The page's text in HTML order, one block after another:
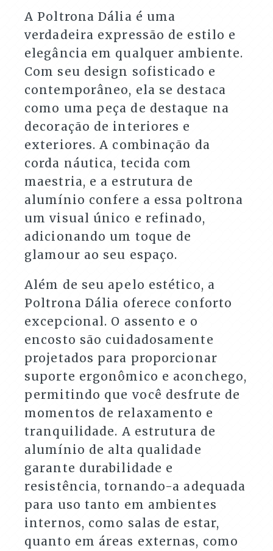
A Poltrona Dália é uma
verdadeira expressão de estilo e
elegância em qualquer ambiente.
Com seu design sofisticado e
contemporâneo, ela se destaca
como uma peça de destaque na
decoração de interiores e
exteriores. A combinação da
corda náutica, tecida com
maestria, e a estrutura de
alumínio confere a essa poltrona
um visual único e refinado,
adicionando um toque de
glamour ao seu espaço.
Além de seu apelo estético, a
Poltrona Dália oferece conforto
excepcional. O assento e o
encosto são cuidadosamente
projetados para proporcionar
suporte ergonômico e aconchego,
permitindo que você desfrute de
momentos de relaxamento e
tranquilidade. A estrutura de
alumínio de alta qualidade
garante durabilidade e
resistência, tornando-a adequada
para uso tanto em ambientes
internos, como salas de estar,
quanto em áreas externas, como